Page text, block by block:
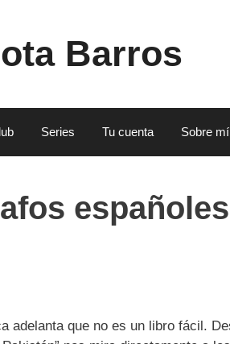
Barros
Series Tu cuenta Sobre mí
adelanta que no es un libro fácil.